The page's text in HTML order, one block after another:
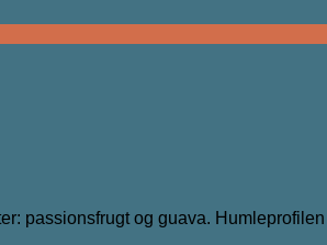
passionsfrugt og guava.